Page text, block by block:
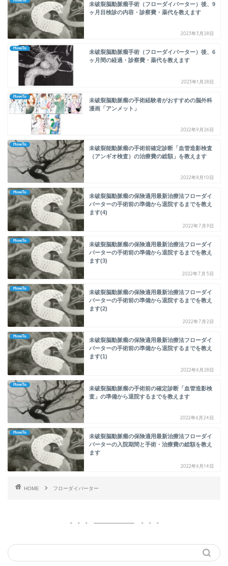
未破裂脳動脈瘤手術（フローダイバーター）後、9
ヶ月目検診の内容・診察費・薬代を教えます
2023年3月28日
HowTo
未破裂脳動脈瘤手術（フローダイバーター）後、6
ヶ月間の経過・診察費・薬代を教えます
2023年1月28日
HowTo
未破裂脳動脈瘤の手術経験者がおすすめの脳外科
漫画「アンメット」
2022年9月26日
HowTo
未破裂能動脈瘤の手術前確定診断「血管造影検査
（アンギオ検査）の治療費の総額」を教えます
2022年8月10日
HowTo
未破裂脳動脈瘤の保険適用最新治療法フローダイ
バーターの手術前の準備から退院するまでを教え
ます(4)
2022年7月9日
HowTo
未破裂脳動脈瘤の保険適用最新治療法フローダイ
バーターの手術前の準備から退院するまでを教え
ます(3)
2022年7月5日
HowTo
未破裂脳動脈瘤の保険適用最新治療法フローダイ
バーターの手術前の準備から退院するまでを教え
ます(2)
2022年7月2日
HowTo
未破裂脳動脈瘤の保険適用最新治療法フローダイ
バーターの手術前の準備から退院するまでを教え
ます(1)
2022年6月28日
HowTo
未破裂脳動脈瘤の手術前の確定診断「血管造影検
査」の準備から退院するまでを教えます
2022年6月24日
HowTo
未破裂脳動脈瘤の保険適用最新治療法フローダイ
バーターの入院期間と手術・治療費の総額を教え
ます
2022年6月14日
HOME フローダイバーター